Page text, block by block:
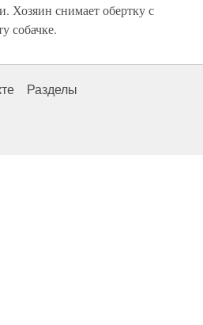
Хозяин снимает обертку с
собачке.
Разделы